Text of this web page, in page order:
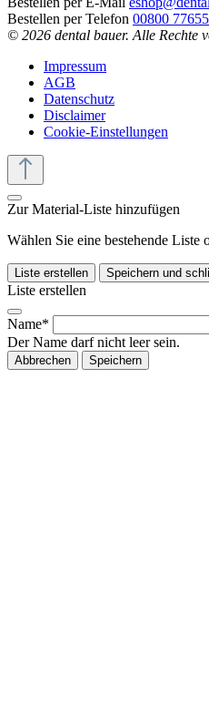
Bestellen per Telefon 00800
© 2026 dental bauer. Alle Rechte
Impressum
AGB
Datenschutz
Disclaimer
Cookie-Einstellungen
Zur Material-Liste hinzufügen
Wählen Sie eine bestehende Liste
Liste erstellen Speichern und
Liste erstellen
Name*
Der Name darf nicht leer sein.
Abbrechen Speichern